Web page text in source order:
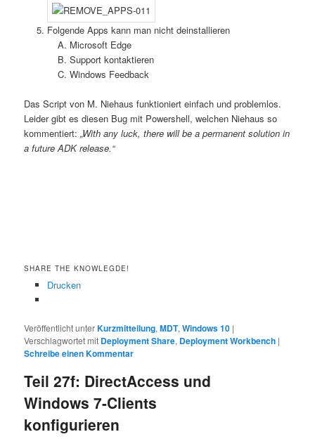
Folgende Apps kann man nicht deinstallieren
Microsoft Edge
Support kontaktieren
Windows Feedback
Das Script von M. Niehaus funktioniert einfach und problemlos.
Leider gibt es diesen Bug mit Powershell, welchen Niehaus so
kommentiert:„With any luck, there will be a permanent solution in
a future ADK release.“
SHARE THE KNOWLEGDE!
Drucken
Veröffentlicht unterKurzmitteilung,MDT,Windows 10 |
Verschlagwortet mit Deployment Share, Deployment Workbench |
Schreibe einen Kommentar
Teil 27f: DirectAccess und
Windows 7-Clients
konfigurieren